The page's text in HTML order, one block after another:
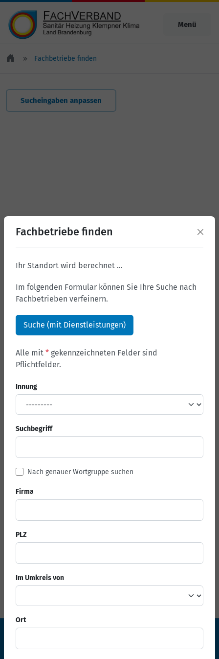
Menü
Fachbetriebe finden
Sucheingaben anpassen
Ihr Fachverband
Fachbetriebe finden
Ihr Standort wird berechnet …
Im folgenden Formular können Sie Ihre Suche nach
Fachbetrieben verfeinern.
Suche (mit Dienstleistungen)
Alle mit * gekennzeichneten Felder sind
Pflichtfelder.
Innung
Suchbegriff
Nach genauer Wortgruppe suchen
Firma
PLZ
Im Umkreis von
Ort